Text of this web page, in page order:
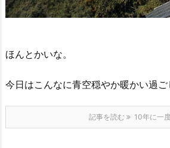
ほんとかいな。
今日はこんなに青空穏やか暖かい過ご
記事を読む 10年に一